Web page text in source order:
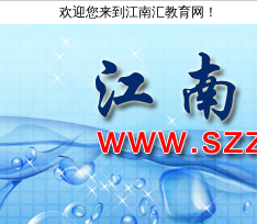
欢迎您来到江南汇教育网！